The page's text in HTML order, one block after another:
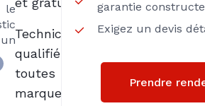
garantie
Exigez un devis
Prendre
Techniciens
qualifiés
toutes
marques